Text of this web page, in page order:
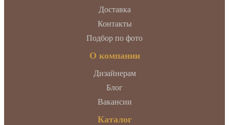
Доставка
Контакты
Подбор по фото
О компании
Дизайнерам
Блог
Вакансии
Каталог